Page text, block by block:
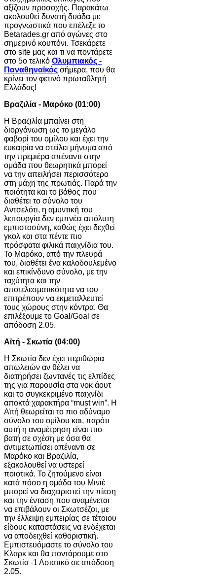
αξίζουν προσοχής. Παρακάτω
ακολουθεί δυνατή δυάδα με
προγνωστικά που επέλεξε το
Betarades.gr από αγώνες στο
σημερινό κουπόνι. Τσεκάρετε
στο site μας και τι να ποντάρετε
στο 5ο τελικό Ολυμπιακός -
Παναθηναϊκός σήμερα, που θα
κρίνει τον φετινό πρωταθλητή
Ελλάδας!
Βραζιλία - Μαρόκο (01:00)
Η Βραζιλία μπαίνει στη
διοργάνωση ως το μεγάλο
φαβορί του ομίλου και έχει την
ευκαιρία να στείλει μήνυμα από
την πρεμιέρα απέναντι στην
ομάδα που θεωρητικά μπορεί
να την απειλήσει περισσότερο
στη μάχη της πρωτιάς. Παρά την
ποιότητα και το βάθος που
διαθέτει το σύνολο του
Αντσελότι, η αμυντική του
λειτουργία δεν εμπνέει απόλυτη
εμπιστοσύνη, καθώς έχει δεχθεί
γκολ και στα πέντε πιο
πρόσφατα φιλικά παιχνίδια του.
Το Μαρόκο, από την πλευρά
του, διαθέτει ένα καλοδουλεμένο
και επικίνδυνο σύνολο, με την
ταχύτητα και την
αποτελεσματικότητα να του
επιτρέπουν να εκμεταλλευτεί
τους χώρους στην κόντρα. Θα
επιλέξουμε το Goal/Goal σε
απόδοση 2.05.
Αϊτή - Σκωτία (04:00)
Η Σκωτία δεν έχει περιθώρια
απωλειών αν θέλει να
διατηρήσει ζωντανές τις ελπίδες
της για παρουσία στα νοκ άουτ
και το συγκεκριμένο παιχνίδι
αποκτά χαρακτήρα “must win”. Η
Αϊτή θεωρείται το πιο αδύναμο
σύνολο του ομίλου και, παρότι
αυτή η αναμέτρηση είναι πιο
βατή σε σχέση με όσα θα
αντιμετωπίσει απέναντι σε
Μαρόκο και Βραζιλία,
εξακολουθεί να υστερεί
ποιοτικά. Το ζητούμενο είναι
κατά πόσο η ομάδα του Μινιέ
μπορεί να διαχειριστεί την πίεση
και την ένταση που αναμένεται
να επιβάλουν οι Σκωτσέζοι, με
την έλλειψη εμπειρίας σε τέτοιου
είδους καταστάσεις να ενδέχεται
να αποδειχθεί καθοριστική.
Εμπιστευόμαστε το σύνολο του
Κλαρκ και θα ποντάρουμε στο
Σκωτία -1 Ασιατικό σε απόδοση
2.05.